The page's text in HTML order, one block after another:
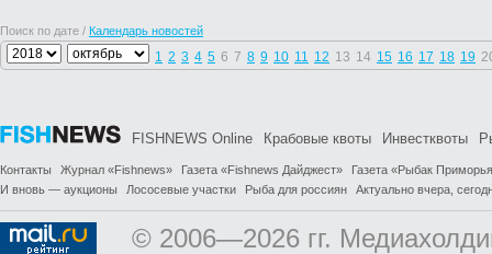
Поиск по дате / Календарь новостей
1 2 3 4 5 6 7 8 9 10 11 12 13 14 15 16 17 18 19
FISHNEWS Online Крабовые квоты Инвестквоты
Контакты Журнал «Fishnews» Газета «Fishnews Дайджест»
Газета «Рыбак
И вновь — аукционы
Лососевые участки Рыба для россиян Актуально вчера,
© 2006—2026 гг.